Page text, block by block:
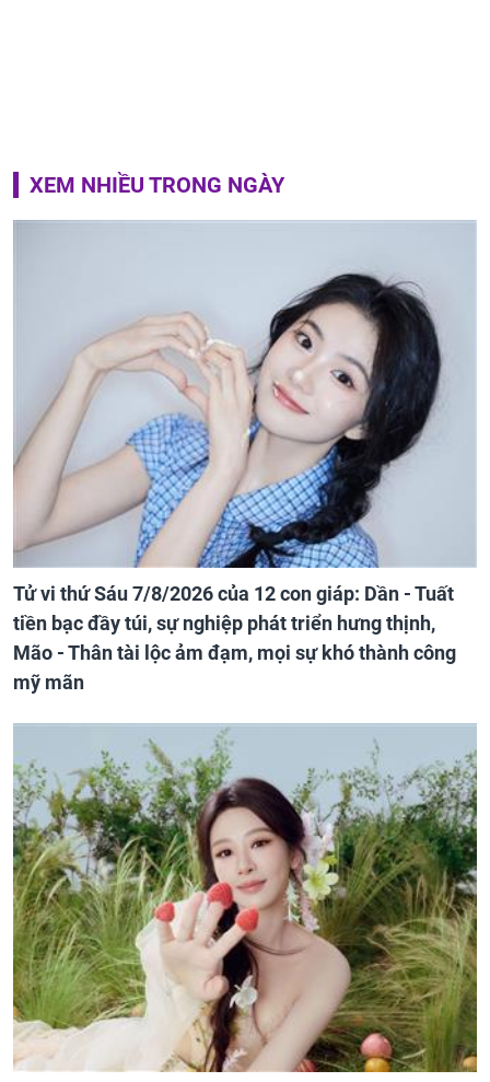
XEM NHIỀU TRONG NGÀY
Tử vi thứ Sáu 7/8/2026 của 12 con giáp: Dần - Tuất
tiền bạc đầy túi, sự nghiệp phát triển hưng thịnh,
Mão - Thân tài lộc ảm đạm, mọi sự khó thành công
mỹ mãn